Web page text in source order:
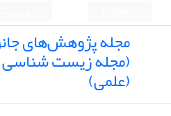
مجله پژوهش‌های
(مجله زیست شناسی
(علمی)